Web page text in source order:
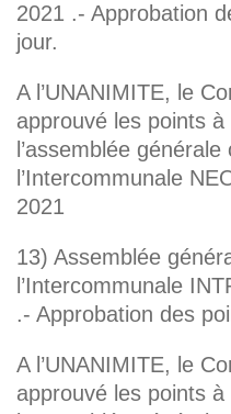
2021 .- Approbation
jour.
A l’UNANIMITE, le
approuvé les points à
l’assemblée
l’Intercommunale
2021
13) Assemblée
l’Intercommunale
.- Approbation des
A l’UNANIMITE, le
approuvé les points à